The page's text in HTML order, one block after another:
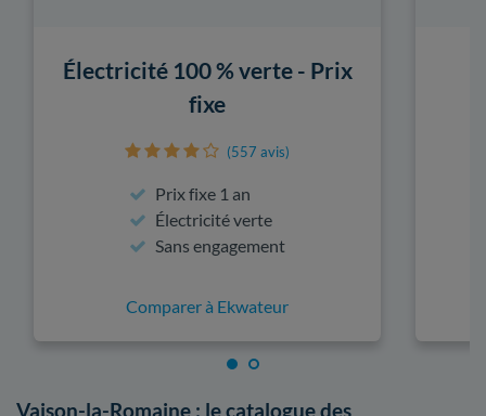
Électricité 100 % verte - Prix
fixe
(557 avis)
Prix fixe 1 an
Électricité verte
Sans engagement
Comparer à Ekwateur
Vaison-la-Romaine : le catalogue des